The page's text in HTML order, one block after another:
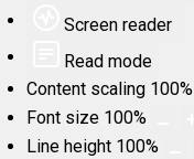
Screen reader
Read mode
Content scaling 100%
Font size 100%
Line height 100%